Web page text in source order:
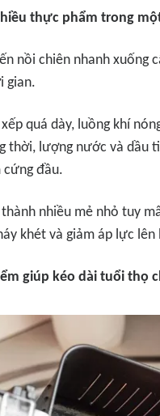
thực phẩm trong
nồi chiên nhanh xuống
gian.
quá dày, luồng khí
thời, lượng nước và dầu
cứng đầu.
nhiều mẻ nhỏ tuy
khét và giảm áp lực
giúp kéo dài tuổi thọ